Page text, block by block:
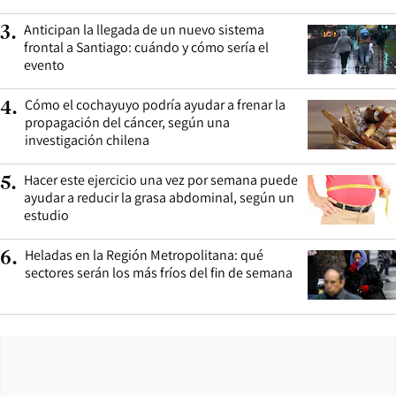
3. Anticipan la llegada de un nuevo sistema
frontal a Santiago: cuándo y cómo sería el
evento
4. Cómo el cochayuyo podría ayudar a frenar la
propagación del cáncer, según una
investigación chilena
5. Hacer este ejercicio una vez por semana puede
ayudar a reducir la grasa abdominal, según un
estudio
6. Heladas en la Región Metropolitana: qué
sectores serán los más fríos del fin de semana